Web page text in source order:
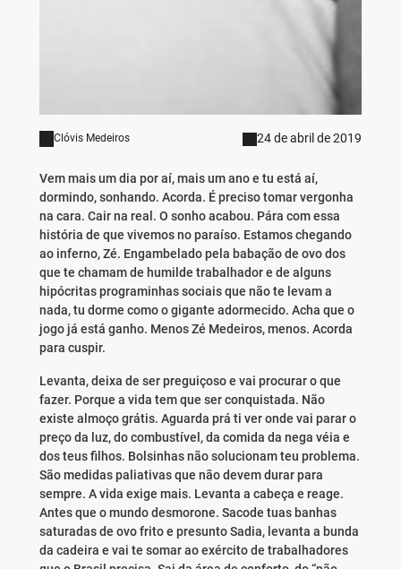
Clóvis Medeiros 24 de abril de 2019
Vem mais um dia por aí, mais um ano e tu está aí,
dormindo, sonhando. Acorda. É preciso tomar vergonha
na cara. Cair na real. O sonho acabou. Pára com essa
história de que vivemos no paraíso. Estamos chegando
ao inferno, Zé. Engambelado pela babação de ovo dos
que te chamam de humilde trabalhador e de alguns
hipócritas programinhas sociais que não te levam a
nada, tu dorme como o gigante adormecido. Acha que o
jogo já está ganho. Menos Zé Medeiros, menos. Acorda
para cuspir.
Levanta, deixa de ser preguiçoso e vai procurar o que
fazer. Porque a vida tem que ser conquistada. Não
existe almoço grátis. Aguarda prá ti ver onde vai parar o
preço da luz, do combustível, da comida da nega véia e
dos teus filhos. Bolsinhas não solucionam teu problema.
São medidas paliativas que não devem durar para
sempre. A vida exige mais. Levanta a cabeça e reage.
Antes que o mundo desmorone. Sacode tuas banhas
saturadas de ovo frito e presunto Sadia, levanta a bunda
da cadeira e vai te somar ao exército de trabalhadores